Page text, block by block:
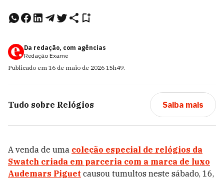
Da redação, com agências
Redação Exame
Publicado em 16 de maio de 2026 15h49.
Tudo sobre Relógios Saiba mais
A venda de uma coleção especial de relógios da
Swatch criada em parceria com a marca de luxo
Audemars Piguet causou tumultos neste sábado, 16,